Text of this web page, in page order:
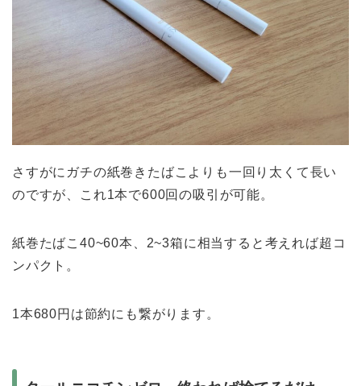
さすがにガチの紙巻きたばこよりも一回り太くて長い
のですが、これ1本で600回の吸引が可能。
紙巻たばこ40~60本、2~3箱に相当すると考えれば超コ
ンパクト。
1本680円は節約にも繋がります。